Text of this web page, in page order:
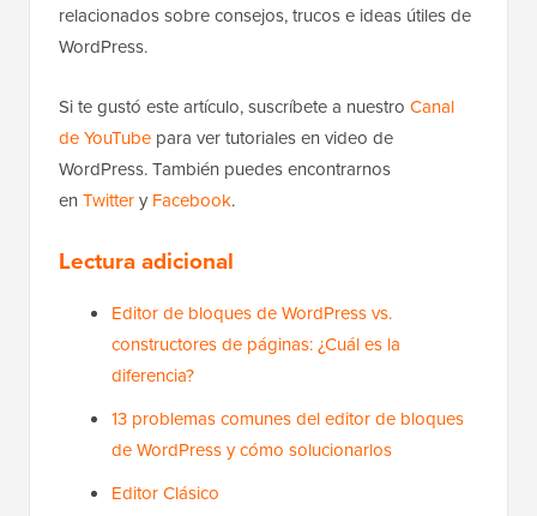
relacionados sobre consejos, trucos e ideas útiles de
WordPress.
Si te gustó este artículo, suscríbete a nuestro Canal
de YouTube para ver tutoriales en video de
WordPress. También puedes encontrarnos
en Twittery Facebook.
Lectura adicional
Editor de bloques de WordPress vs.
constructores de páginas: ¿Cuál es la
diferencia?
13 problemas comunes del editor de bloques
de WordPress y cómo solucionarlos
Editor Clásico